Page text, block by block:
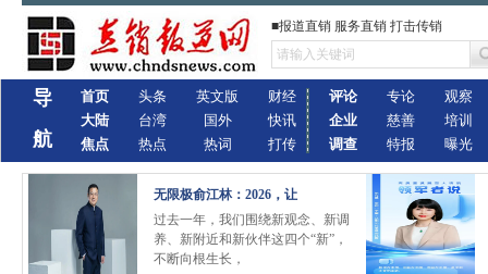
■报道直销 服务直销 打击传销
导
航
首页
大陆
焦点
头条
台湾
热点
英文版
国外
热词
财经
快讯
打传
评论
企业
调查
专论
慈善
特报
观察
培训
曝光
无限极俞江林：2026，让
过去一年，我们围绕新观念、新调
养、新附近和新伙伴这四个“新”，
不断向根生长，